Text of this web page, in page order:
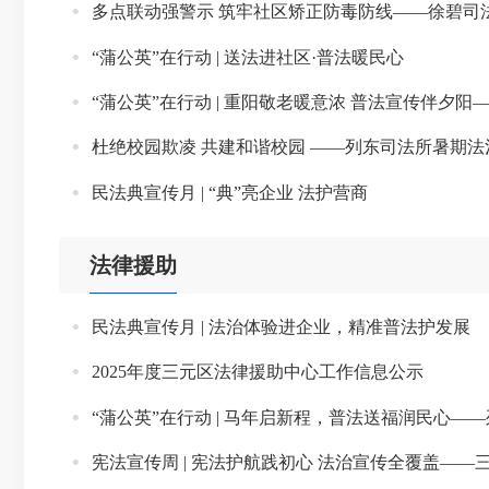
多点联动强警示 筑牢社区矫正防毒防线——徐碧司
“蒲公英”在行动 | 送法进社区·普法暖民心
“蒲公英”在行动 | 重阳敬老暖意浓 普法宣传伴夕
杜绝校园欺凌 共建和谐校园 ——列东司法所暑期法
民法典宣传月 | “典”亮企业 法护营商
法律援助
民法典宣传月 | 法治体验进企业，精准普法护发展
2025年度三元区法律援助中心工作信息公示
“蒲公英”在行动 | 马年启新程，普法送福润民心
宪法宣传周 | 宪法护航践初心 法治宣传全覆盖——